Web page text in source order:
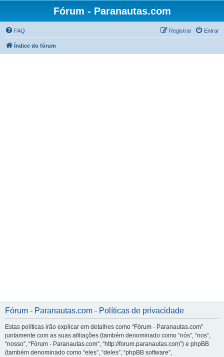
Fórum - Paranautas.com
FAQ Entrar
Registrar
Índice do fórum
Fórum - Paranautas.com - Políticas de privacidade
Estas políticas irão explicar em detalhes como “Fórum - Paranautas.com”
juntamente com as suas afiliações (também denominado como “nós”, “nos”,
“nosso”, “Fórum - Paranautas.com”, “http://forum.paranautas.com”) e phpBB
(também denominado como “eles”, “deles”, “phpBB software”,